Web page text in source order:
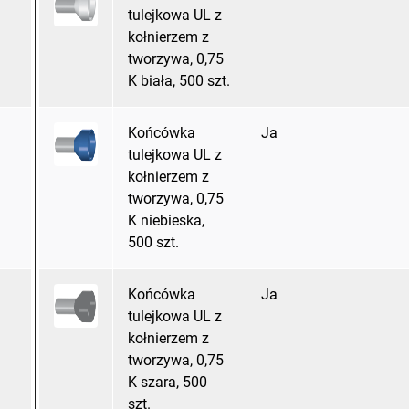
tulejkowa UL z
kołnierzem z
tworzywa, 0,75
K biała, 500 szt.
Końcówka
tulejkowa UL z
kołnierzem z
tworzywa, 0,75
K niebieska,
500 szt.
Ja
Końcówka
tulejkowa UL z
kołnierzem z
tworzywa, 0,75
K szara, 500
szt.
Ja